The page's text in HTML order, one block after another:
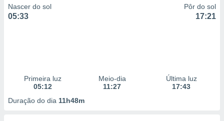
Nascer do sol
05:33
Pôr do sol
17:21
Primeira luz
05:12
Meio-dia
11:27
Última luz
17:43
Duração do dia 11h48m